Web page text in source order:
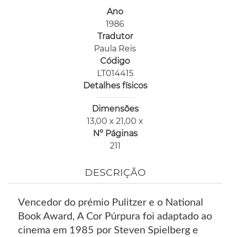
Ano
1986
Tradutor
Paula Reis
Código
LT014415
Detalhes físicos
Dimensões
13,00 x 21,00 x
Nº Páginas
211
DESCRIÇÃO
Vencedor do prémio Pulitzer e o National
Book Award, A Cor Púrpura foi adaptado ao
cinema em 1985 por Steven Spielberg e